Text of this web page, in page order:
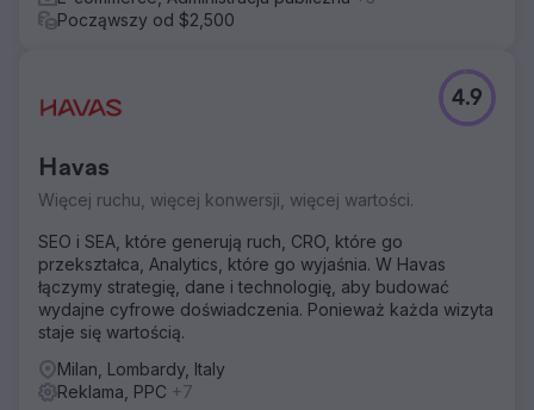
Począwszy od $2,500
Havas
Więcej ruchu, więcej konwersji, więcej wartości.
4.9
SEO i SEA, które generują ruch, CRO, które go
przekształca, Analytics, które go wyjaśnia. W Havas
łączymy strategię, dane i technologię, aby budować
wydajne cyfrowe doświadczenia. Ponieważ każda wizyta
staje się wartością.
Milan, Lombardy, Italy
Reklama, PPC +7